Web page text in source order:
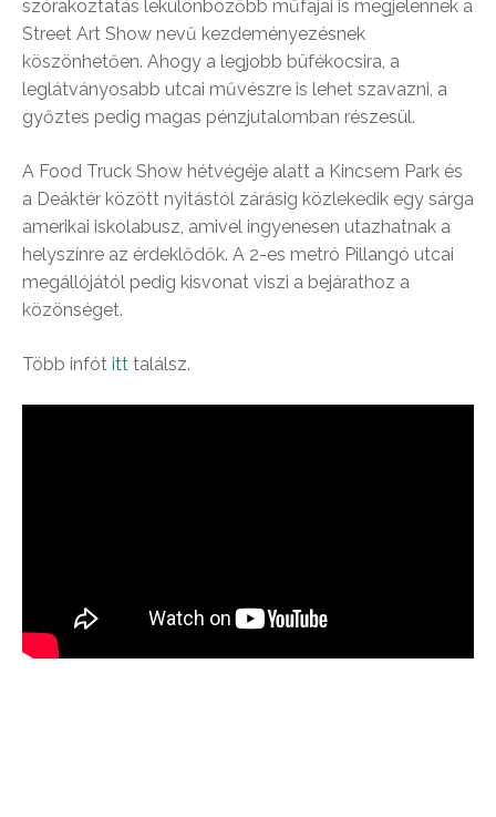
szórakoztatás lekülönbözőbb műfajai is megjelennek a
Street Art Show nevű kezdeményezésnek
köszönhetően. Ahogy a legjobb büfékocsira, a
leglátványosabb utcai művészre is lehet szavazni, a
győztes pedig magas pénzjutalomban részesül.
A Food Truck Show hétvégéje alatt a Kincsem Park és
a Deáktér között nyitástól zárásig közlekedik egy sárga
amerikai iskolabusz, amivel ingyenesen utazhatnak a
helyszínre az érdeklődők. A 2-es metró Pillangó utcai
megállójától pedig kisvonat viszi a bejárathoz a
közönséget.
Több infót itt találsz.